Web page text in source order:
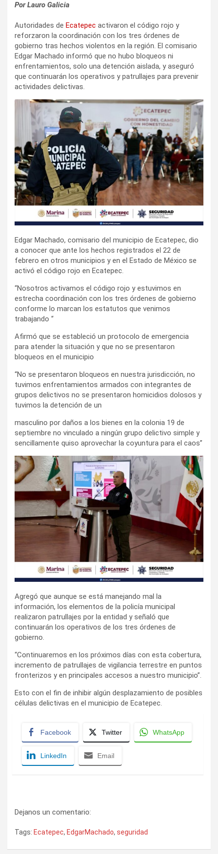
Por Lauro Galicia
Autoridades de Ecatepec activaron el código rojo y
reforzaron la coordinación con los tres órdenes de
gobierno tras hechos violentos en la región. El comisario
Edgar Machado informó que no hubo bloqueos ni
enfrentamientos, solo una detención aislada, y aseguró
que continuarán los operativos y patrullajes para prevenir
actividades delictivas.
Edgar Machado, comisario del municipio de Ecatepec, dio
a conocer que ante los hechos registrados el 22 de
febrero en otros municipios y en el Estado de México se
activó el código rojo en Ecatepec.
“Nosotros activamos el código rojo y estuvimos en
estrecha coordinación con los tres órdenes de gobierno
conforme lo marcan los estatutos que venimos
trabajando “
Afirmó que se estableció un protocolo de emergencia
para atender la situación y que no se presentaron
bloqueos en el municipio
“No se presentaron bloqueos en nuestra jurisdicción, no
tuvimos enfrentamientos armados con integrantes de
grupos delictivos no se presentaron homicidios dolosos y
tuvimos la detención de un
masculino por daños a los bienes en la colonia 19 de
septiembre no vinculado a ningún grupo delictivo simple y
sencillamente quiso aprovechar la coyuntura para el caos”
Agregó que aunque se está manejando mal la
información, los elementos de la policía municipal
realizaron patrullajes por la entidad y señaló que
continuarán los operativos de los tres órdenes de
gobierno.
“Continuaremos en los próximos días con esta cobertura,
incremento de patrullajes de vigilancia terrestre en puntos
fronterizos y en principales accesos a nuestro municipio”.
Esto con el fin de inhibir algún desplazamiento de posibles
células delictivas en el municipio de Ecatepec.
Facebook Twitter WhatsApp
LinkedIn Email
Dejanos un comentario:
Tags: Ecatepec, EdgarMachado, seguridad